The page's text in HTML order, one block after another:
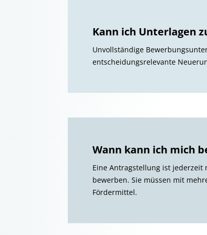
Kann ich Unterlagen
Unvollständige
entscheidungsrelevante
Wann kann ich mich
Eine Antragstellung ist jederzeit
bewerben. Sie müssen mit
Fördermittel.